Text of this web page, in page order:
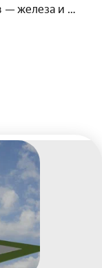
— железа и